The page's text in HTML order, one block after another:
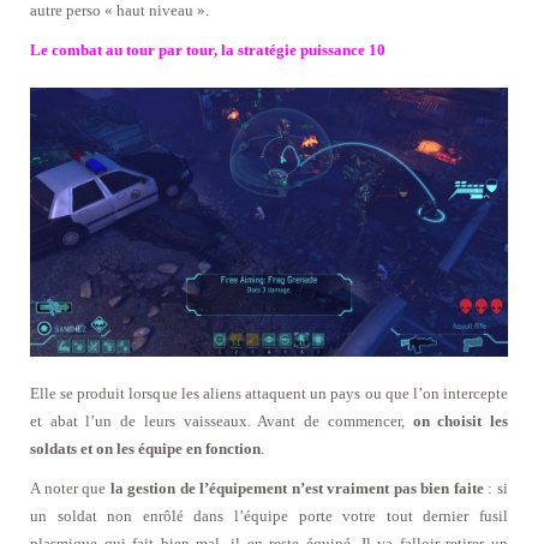
autre perso « haut niveau ».
Le combat au tour par tour, la stratégie puissance 10
Elle se produit lorsque les aliens attaquent un pays ou que l’on intercepte
et abat l’un de leurs vaisseaux. Avant de commencer, on choisit les
soldats et on les équipe en fonction.
A noter que la gestion de l’équipement n’est vraiment pas bien faite: si
un soldat non enrôlé dans l’équipe porte votre tout dernier fusil